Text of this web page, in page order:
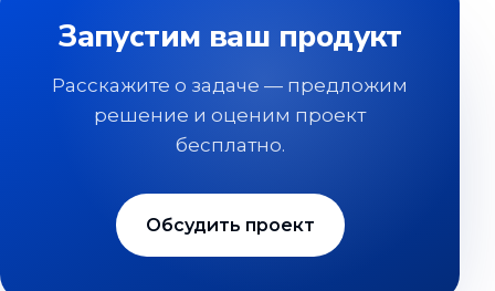
Запустим ваш продукт
Расскажите о задаче — предложим
решение и оценим проект
бесплатно.
Обсудить проект